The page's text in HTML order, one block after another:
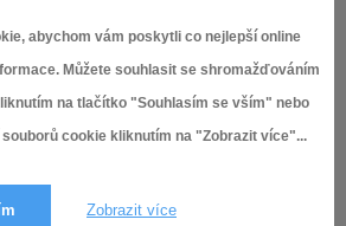
abychom vám poskytli co nejlepší online
Můžete souhlasit se shromažďováním
na tlačítko "Souhlasím se vším" nebo
cookie kliknutím na "Zobrazit více"...
Zobrazit více